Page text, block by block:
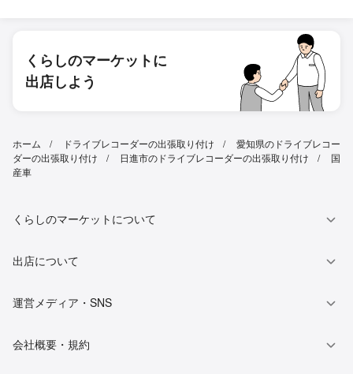
くらしのマーケットに
出店しよう
ホーム ドライブレコーダーの出張取り付け
愛知県のドライブレコー
ダーの出張取り付け
日進市のドライブレコーダーの出張取り付け
国
産車
くらしのマーケットについて
出店について
運営メディア・SNS
会社概要・規約